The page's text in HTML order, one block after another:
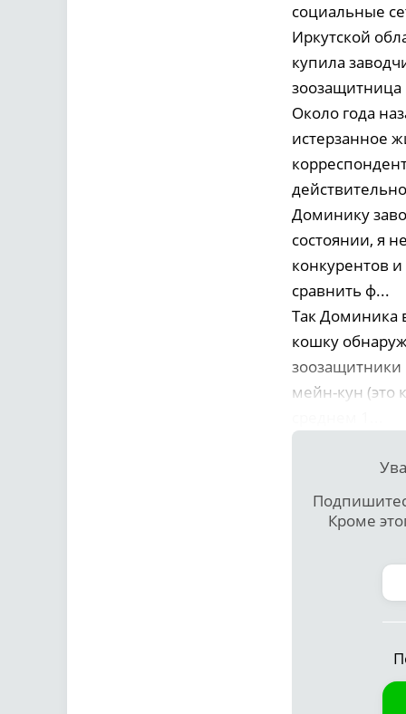
социальные
Иркутской
купила
Около года
истерзанное
Доминику
состоянии, я
конкурентов
сравнить ф...
Так Доминика
кошку
зоозащитники
мейн-кун (это
Кроме